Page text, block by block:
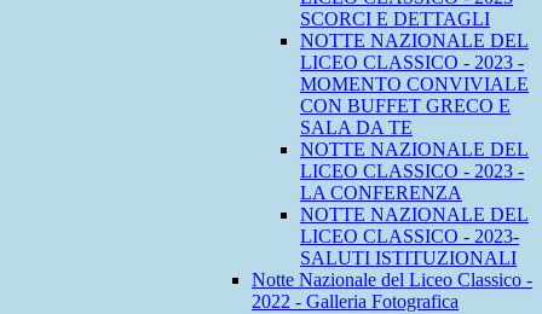
SCORCI E DETTAGLI
NOTTE NAZIONALE DEL
LICEO CLASSICO - 2023 -
MOMENTO CONVIVIALE
CON BUFFET GRECO E
SALA DA TE
NOTTE NAZIONALE DEL
LICEO CLASSICO - 2023 -
LA CONFERENZA
NOTTE NAZIONALE DEL
LICEO CLASSICO - 2023-
SALUTI ISTITUZIONALI
Notte Nazionale del Liceo Classico -
2022 - Galleria Fotografica